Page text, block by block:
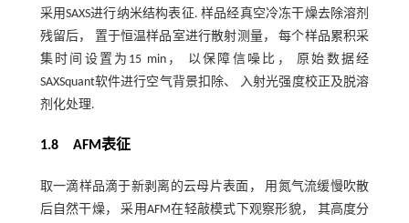
采用SAXS进行纳米结构表征. 样品经真空冷冻干燥去除溶剂
残留后， 置于恒温样品室进行散射测量， 每个样品累积采
集时间设置为15 min， 以保障信噪比， 原始数据经
SAXSquant软件进行空气背景扣除、 入射光强度校正及脱溶
剂化处理.
1.8 AFM表征
取一滴样品滴于新剥离的云母片表面， 用氮气流缓慢吹散
后自然干燥， 采用AFM在轻敲模式下观察形貌， 其高度分